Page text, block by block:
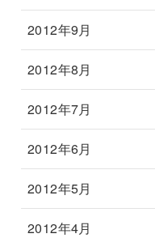
2012年9月
2012年8月
2012年7月
2012年6月
2012年5月
2012年4月